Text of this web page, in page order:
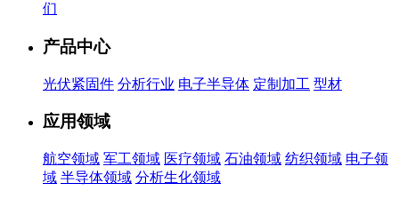
们
产品中心
光伏紧固件 分析行业 电子半导体 定制加工 型材
应用领域
航空领域 军工领域 医疗领域 石油领域 纺织领域 电子领
域 半导体领域 分析生化领域